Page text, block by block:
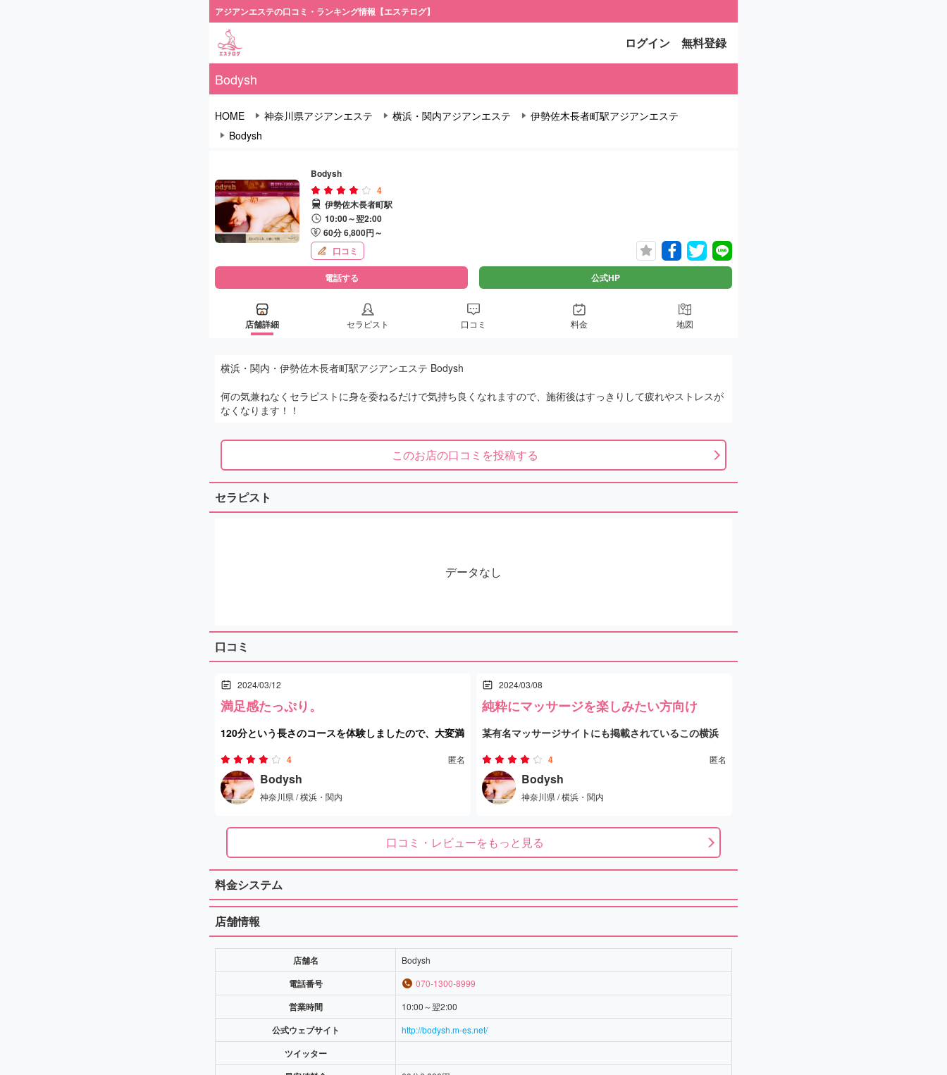
アジアンエステの口コミ・ランキング情報【エステログ】
ログイン 無料登録
Bodysh
HOME 神奈川県アジアンエステ 横浜・関内アジアンエステ
伊勢佐木長者町駅アジアンエステ
Bodysh
Bodysh
4
伊勢佐木長者町駅
10:00～翌2:00
60分 6,800円～
口コミ
電話する 公式HP
店舗詳細 セラピスト 口コミ 料金 地図
横浜・関内・伊勢佐木長者町駅アジアンエステ Bodysh
何の気兼ねなくセラピストに身を委ねるだけで気持ち良くなれますので、施術後はすっきりして疲れやストレスが
なくなります！！
このお店の口コミを投稿する
セラピスト
データなし
口コミ
2024/03/12
満足感たっぷり。
120分という長さのコースを体験しましたので、大変満
足感に満ち溢れています。
マッサージを施す際の力加減についても、スタッフの
方が何度も細やかに確認してくださり、その配慮がと
本当に心からすっきりとした感覚を得ることができま
した。
このような素晴らしい体験をぜひまた味わいたいと思
います。
4 匿名
Bodysh
神奈川県 / 横浜・関内
2024/03/08
純粋にマッサージを楽しみたい方向け
某有名マッサージサイトにも掲載されているこの横浜
にあるアジアンエステは、純粋にマッサージを楽しみ
たい方にぴったりの場所ですね。
たっぷりとした時間のコースを選んだので、大いに満
施術中、力の加減についても何度か丁寧に確認してく
ださり、その配慮が非常に良かったです。
ました。この清々しい感じがたまらなく、また訪れた
4 匿名
Bodysh
神奈川県 / 横浜・関内
口コミ・レビューをもっと見る
料金システム
店舗情報
店舗名 Bodysh
電話番号 070-1300-8999
営業時間 10:00～翌2:00
公式ウェブサイト http://bodysh.m-es.net/
ツイッター